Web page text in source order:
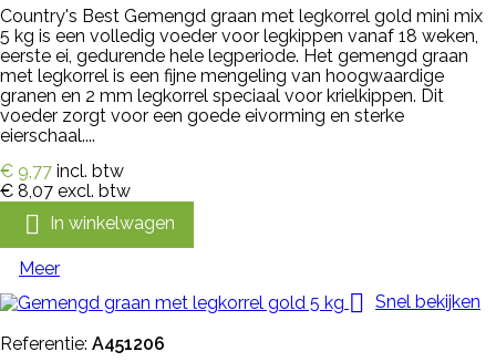
Country's Best Gemengd graan met legkorrel gold mini mix
5 kg is een volledig voeder voor legkippen vanaf 18 weken,
eerste ei, gedurende hele legperiode. Het gemengd graan
met legkorrel is een fijne mengeling van hoogwaardige
granen en 2 mm legkorrel speciaal voor krielkippen. Dit
voeder zorgt voor een goede eivorming en sterke
eierschaal....
€ 9,77 incl. btw
€ 8,07 excl. btw
 In winkelwagen
Meer
 Snel bekijken
Referentie: A451206